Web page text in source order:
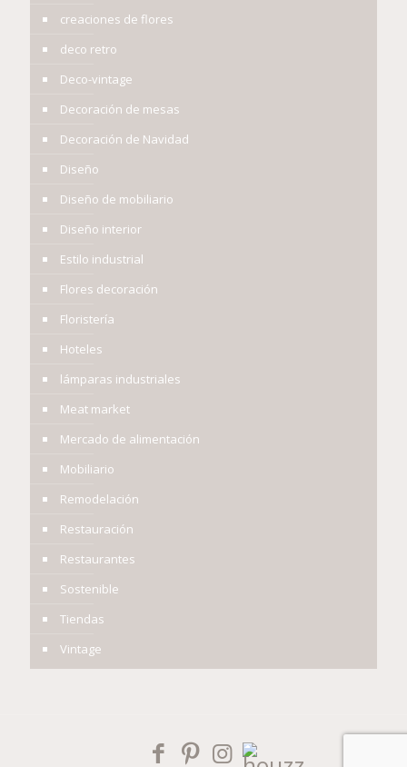
creaciones de flores
deco retro
Deco-vintage
Decoración de mesas
Decoración de Navidad
Diseño
Diseño de mobiliario
Diseño interior
Estilo industrial
Flores decoración
Floristería
Hoteles
lámparas industriales
Meat market
Mercado de alimentación
Mobiliario
Remodelación
Restauración
Restaurantes
Sostenible
Tiendas
Vintage